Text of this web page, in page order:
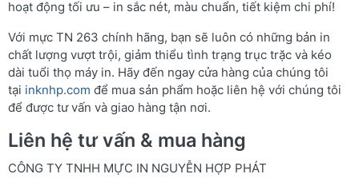
hoạt động tối ưu – in sắc nét, màu chuẩn, tiết kiệm chi phí!
Với mực TN 263 chính hãng, bạn sẽ luôn có những bản in
chất lượng vượt trội, giảm thiểu tình trạng trục trặc và kéo
dài tuổi thọ máy in. Hãy đến ngay cửa hàng của chúng tôi
tại inknhp.com để mua sản phẩm hoặc liên hệ với chúng tôi
để được tư vấn và giao hàng tận nơi.
Liên hệ tư vấn & mua hàng
CÔNG TY TNHH MỰC IN NGUYỄN HỢP PHÁT